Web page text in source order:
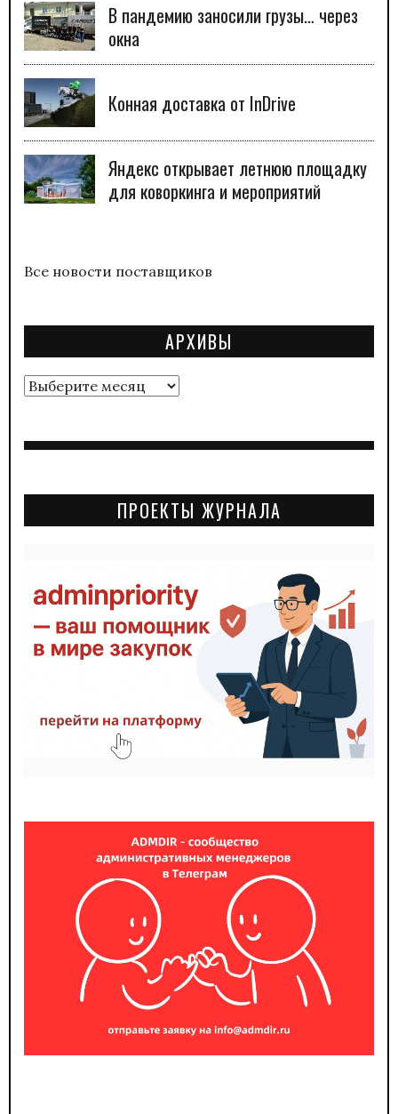
В пандемию заносили грузы… через
окна
Конная доставка от InDrive
Яндекс открывает летнюю площадку
для коворкинга и мероприятий
Все новости поставщиков
АРХИВЫ
Архивы
ПРОЕКТЫ ЖУРНАЛА